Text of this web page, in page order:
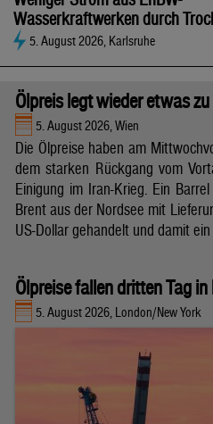
Wasserkraftwerken durch
5. August 2026, Karlsruhe
Ölpreis legt wieder etwas zu
5. August 2026, Wien
Die Ölpreise haben am
dem starken Rückgang vom
Einigung im Iran-Krieg. Ein
Brent aus der Nordsee mit
US-Dollar gehandelt und damit
Ölpreise fallen dritten Tag in
5. August 2026, London/New York